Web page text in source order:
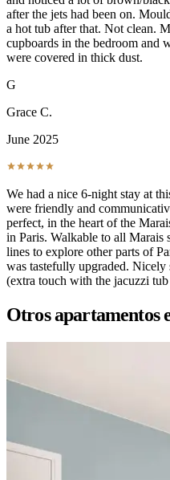
after the jets had been on.
a hot tub after that. Not clean.
cupboards in the bedroom and
were covered in thick dust.
G
Grace C.
June 2025
We had a nice 6-night stay at
were friendly and
perfect, in the heart of the
in Paris. Walkable to all Marais
lines to explore other parts of
was tastefully upgraded.
(extra touch with the jacuzzi tub
Otros apartamentos